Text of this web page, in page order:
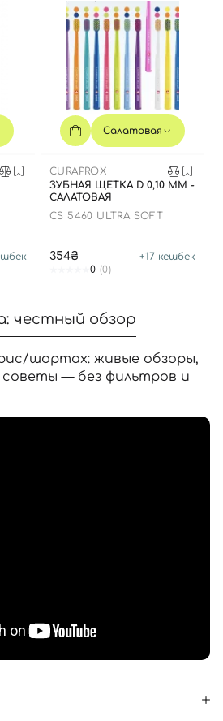
Салатовая
CURAPROX
ЗУБНАЯ ЩЕТКА D 0,10 ММ -
САЛАТОВАЯ
CS 5460 ULTRA SOFT
354₴ +17 кешбек
0 (0)
честный обзор
шортах: живые обзоры,
— без фильтров и